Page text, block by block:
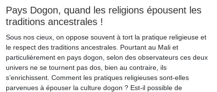
Pays Dogon, quand les religions épousent les
traditions ancestrales !
Sous nos cieux, on oppose souvent à tort la pratique religieuse et
le respect des traditions ancestrales. Pourtant au Mali et
particulièrement en pays dogon, selon des observateurs ces deux
univers ne se tournent pas dos, bien au contraire, ils
s’enrichissent. Comment les pratiques religieuses sont-elles
parvenues à épouser la culture dogon ? Est-il possible de